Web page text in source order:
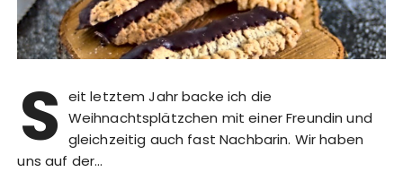
S eit letztem Jahr backe ich die
Weihnachtsplätzchen mit einer Freundin und
gleichzeitig auch fast Nachbarin. Wir haben
uns auf der…